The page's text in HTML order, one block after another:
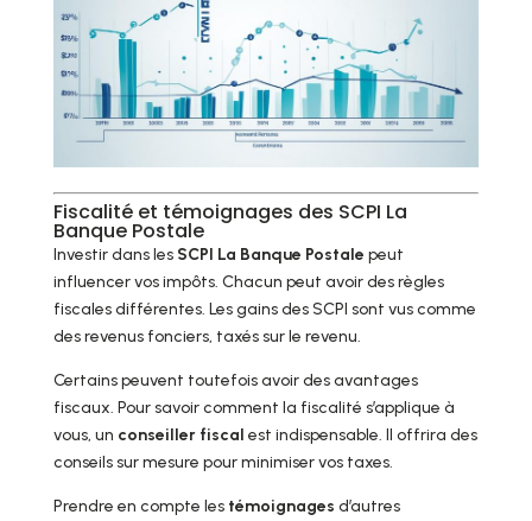
Fiscalité et témoignages des SCPI La
Banque Postale
Investir dans les SCPI La Banque Postale peut
influencer vos impôts. Chacun peut avoir des règles
fiscales différentes. Les gains des SCPI sont vus comme
des revenus fonciers, taxés sur le revenu.
Certains peuvent toutefois avoir des avantages
fiscaux. Pour savoir comment la fiscalité s’applique à
vous, un conseiller fiscal est indispensable. Il offrira des
conseils sur mesure pour minimiser vos taxes.
Prendre en compte les témoignages d’autres